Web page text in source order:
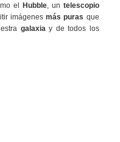
el Hubble, un telescopio
imágenesmás puras que
galaxiay de todos los